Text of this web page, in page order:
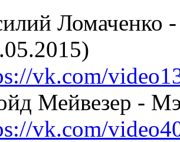
Ломаченко
vk.com/
Мейвезер -
vk.com/